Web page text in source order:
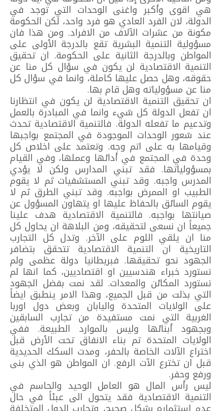
هي اقوى وأكبر واغنى الوحدات التي توجد في
الدولة، لان الفرد العادي هو فرد واحد، لكن الحكومة
مكونة من عشرات الآلاف من الافراد. ومن هذا فان
مسؤولية التنمية البشرية تقع بالدرجة الأولى على
المواطن وبالدرجة الثانية على الحكومة. ان تحقيق
التنمية الاقتصادية لن يكون في سؤال كل منا عن
حقوقه، وهل حصل عليها كاملة، وانما في سؤال كل
منا عن مسؤولياته وهل قام بها.
ان تحقيق التنمية الاقتصادية لن يكون في انتظارنا
ان تفعل الدولة كل شيء وانما في المبادرة بالعمل
وتدعيم ما تفعله الدولة. فالتنمية الاقتصادية تحدث
عند شعور الوحدات الموجودة في المجتمع بواجبها
وقيامها به على اتم وجه. وتعتمد على اخلاص كل
وحدة في المجتمع في أدائها وعملها، وفي القيام
بمسؤولياتها. فقد تبني المدارس ولكن لا يؤدي
المدرس واجبه. وقد تبني المستشفيات ثم لا يقوم
الطبيب او الممرض بواجبه. وقد تبني الطرق ثم لا
يقوم السائق بالحفاظ عليها او يتهاون المسؤول عن
صيانتها بواجبه. فالتنمية الاقتصادية هدف علينا
جميعاً ان نسعى لتحقيقه، ومن البلاهة ان يحاول كل
منا ان يلقي اللوم على الآخر. وتدل كل التجارب
التاريخية ان التنمية الاقتصادية تتحقق بتضافر
الجهود نحو تحقيقها. فبريطانيا دولة عظمى ولم
تستورد خبراء هندسيين او اقتصاديين، كما انها لم
تستورد المكائن والمعدات. لقد نمت بفضل الجهود
التي بذلت من قبل الجميع، وهذا الامر ينطبق ايضاً
على الولايات المتحدة واليابان وبعض دول اوربا
الغربية التي نمت مستفيدة من تجارب السابقين
وبجهود أبنائها وليس بالموارد الطبيعة. ففي
الولايات المتحدة تم بناء الانفاق تحت الأرض قبل
اختراع الآلات الخاصة بالحفر، ومدت السكك الحديدية
قبل ان تخترع الآت الرفع. ان المواطن هو الذي بنى
ورفع وحفر.
ليس رأس المال هو العامل الوحيد والحاسم في
التنمية الاقتصادية فقد يتحول الى عبئاً في حال